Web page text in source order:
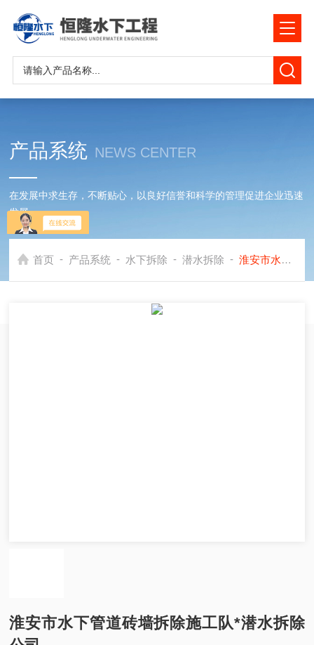
产品系统 NEWS CENTER
在发展中求生存，不断贴心，以良好信誉和科学的管理促进企业迅速
发展
首页 - 产品系统 - 水下拆除 - 潜水拆除 - 淮安市水下管道砖墙拆除施工队*潜水拆除公司
淮安市水下管道砖墙拆除施工队*潜水拆除